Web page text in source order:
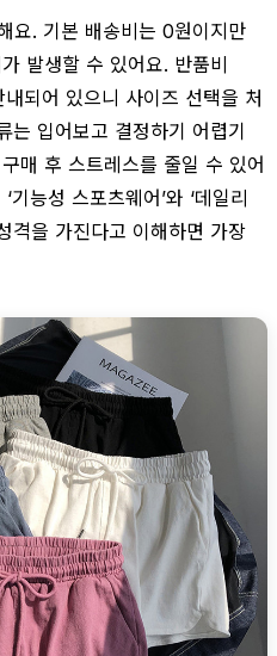
요. 기본 배송비는 0원이지만
발생할 수 있어요. 반품비
되어 있으니 사이즈 선택을 처
는 입어보고 결정하기 어렵기
매 후 스트레스를 줄일 수 있어
능성 스포츠웨어’와 ‘데일리
격을 가진다고 이해하면 가장